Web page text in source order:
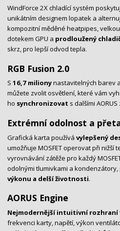
WindForce 2X chladící systém
unikátním designem lopatek a
kompozitní měděné heatpipes,
dotekem GPU a prodloužený
skrz, pro lepší odvod tepla.
RGB Fusion 2.0
S 16,7 milionynastavitelných barev
můžete zvolit osvětlení, které vám
ho synchronizovat s dalšími
Extrémní odolnost a
Grafická karta používá vylepšený
umožňuje MOSFET operovat při nižší
vyrovnávání zátěže pro každý
odolnými tlumivkami a
výkonu a delší životnosti.
AORUS Engine
Nejmodernější intuitivní rozhraní
frekvenci karty, napětí, výkon